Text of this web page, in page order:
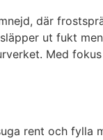
där
ut fukt
Med
rent och fylla